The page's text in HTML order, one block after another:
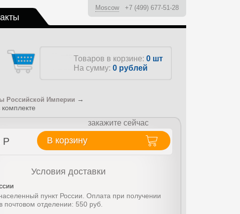
Moscow +7 (499) 677-51-28
Товаров в корзине: 0 шт
На сумму: 0 рублей
Российской Империи →
закажите сейчас
Р В корзину
Условия доставки
пункт России. Оплата при получении
почтовом отделении: 550 руб.